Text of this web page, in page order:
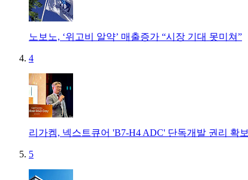
노보노, ‘위고비 알약’ 매출증가 “시장 기대 못미쳐”
4
리가켐, 넥스트큐어 'B7-H4 ADC' 단독개발 권리 확보
5